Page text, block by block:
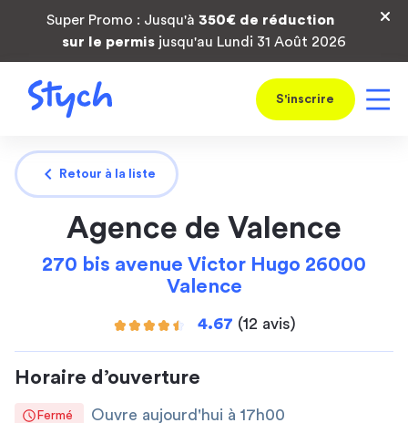
Super Promo : Jusqu'à 350€ de réduction
sur le permis jusqu'au Lundi 31 Août 2026
S'inscrire
chevron_left Retour à la liste
Agence de Valence
270 bis avenue Victor Hugo 26000
Valence
4.67 (12 avis)
Horaire d’ouverture
Fermé Ouvre aujourd'hui à 17h00